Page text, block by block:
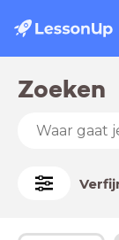
Zoeken